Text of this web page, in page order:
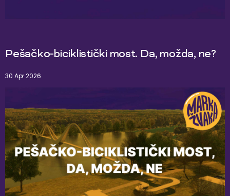
Pešačko-biciklistički most. Da, možda, ne?
30 Apr 2026